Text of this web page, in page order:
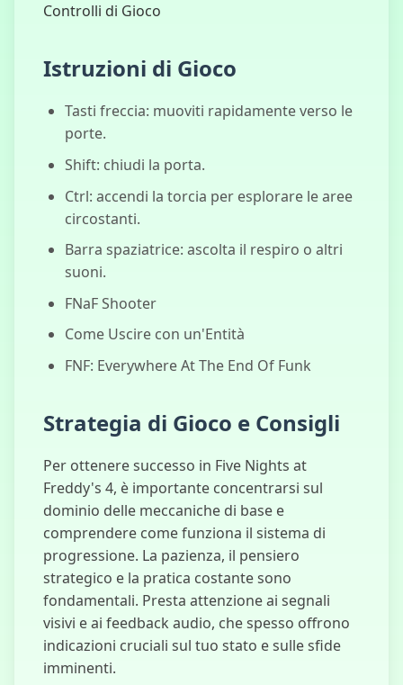
가게 5일밤 3
휴먼 익스펜디
Controlli di Gioco
Istruzioni di Gioco
Tasti freccia: muoviti rapidamente verso le
porte.
Shift: chiudi la porta.
Ctrl: accendi la torcia per esplorare le aree
circostanti.
Barra spaziatrice: ascolta il respiro o altri
suoni.
FNaF Shooter
Come Uscire con un'Entità
FNF: Everywhere At The End Of Funk
Strategia di Gioco e Consigli
Per ottenere successo in Five Nights at
Freddy's 4, è importante concentrarsi sul
dominio delle meccaniche di base e
comprendere come funziona il sistema di
progressione. La pazienza, il pensiero
strategico e la pratica costante sono
fondamentali. Presta attenzione ai segnali
visivi e ai feedback audio, che spesso offrono
indicazioni cruciali sul tuo stato e sulle sfide
imminenti.